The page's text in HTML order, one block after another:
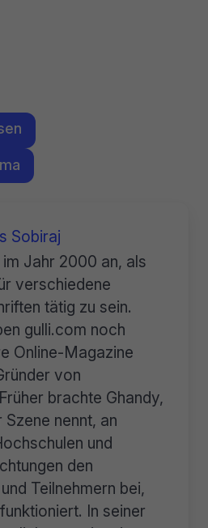
Sobiraj
Jahr 2000 an, als
verschiedene
tätig zu sein.
gulli.com noch
Online-Magazine
von
brachte Ghandy,
nennt, an
und
den
Teilnehmern bei,
In seiner